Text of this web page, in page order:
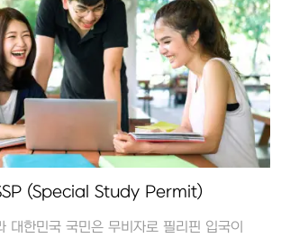
(Special Study Permit)
대한민국 국민은 무비자로 필리핀 입국이